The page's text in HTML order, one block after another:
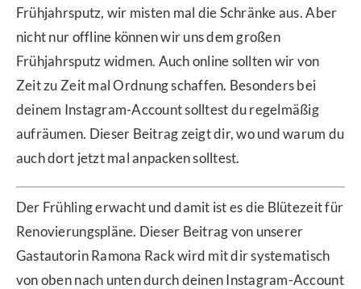
Frühjahrsputz, wir misten mal die Schränke aus. Aber
nicht nur offline können wir uns dem großen
Frühjahrsputz widmen. Auch online sollten wir von
Zeit zu Zeit mal Ordnung schaffen. Besonders bei
deinem Instagram-Account solltest du regelmäßig
aufräumen. Dieser Beitrag zeigt dir, wo und warum du
auch dort jetzt mal anpacken solltest.
Der Frühling erwacht und damit ist es die Blütezeit für
Renovierungspläne. Dieser Beitrag von unserer
Gastautorin Ramona Rack wird mit dir systematisch
von oben nach unten durch deinen Instagram-Account